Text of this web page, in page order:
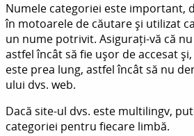
Numele categoriei este important,
în motoarele de căutare și utilizat
un nume potrivit. Asigurați-vă că
astfel încât să fie ușor de accesat
este prea lung, astfel încât să nu
ului dvs. web.
Dacă site-ul dvs. este multilingv,
categoriei pentru fiecare limbă.